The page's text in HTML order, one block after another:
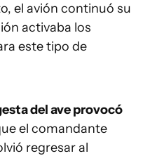
el avión continuó su
activaba los
este tipo de
del ave provocó
el comandante
regresar al